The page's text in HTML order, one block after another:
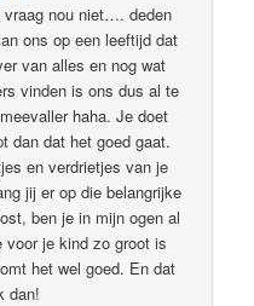
nou niet…. deden
ons op een leeftijd dat
van alles en nog wat
vinden is ons dus al te
haha. Je doet
dan dat het goed gaat.
en verdrietjes van je
jij er op die belangrijke
ben je in mijn ogen al
je kind zo groot is
het wel goed. En dat
dan!